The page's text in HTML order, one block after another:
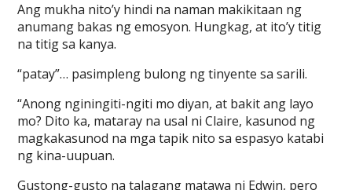
Ang mukha nito’y hindi na naman makikitaan ng
anumang bakas ng emosyon. Hungkag, at ito’y titig
na titig sa kanya.
“patay”… pasimpleng bulong ng tinyente sa sarili.
“Anong nginingiti-ngiti mo diyan, at bakit ang layo
mo? Dito ka, mataray na usal ni Claire, kasunod ng
magkakasunod na mga tapik nito sa espasyo katabi
ng kina-uupuan.
Gustong-gusto na talagang matawa ni Edwin, pero